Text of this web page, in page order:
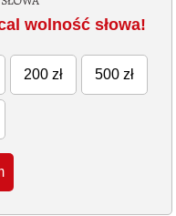
wolność słowa!
200 zł 500 zł